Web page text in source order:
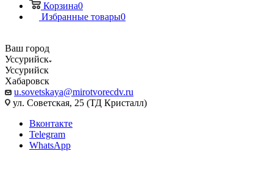
Корзина0
Избранные товары0
Ваш город
Уссурийск
Уссурийск
Хабаровск
u.sovetskaya@mirotvorecdv.ru
ул. Советская, 25 (ТД Кристалл)
Вконтакте
Telegram
WhatsApp